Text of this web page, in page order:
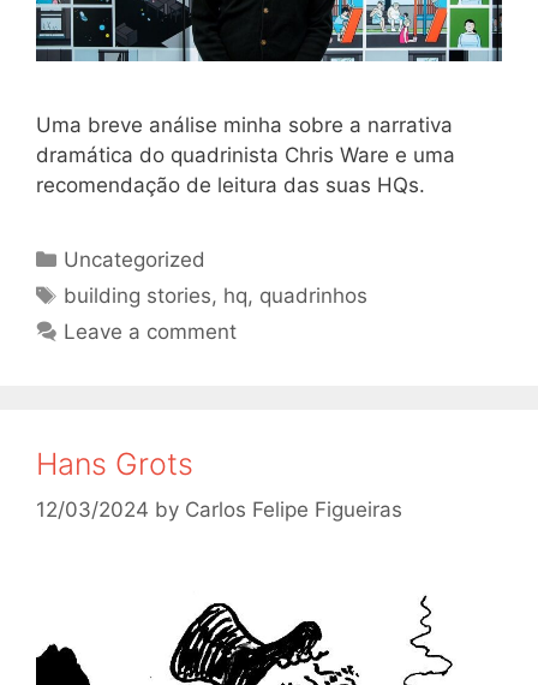
Uma breve análise minha sobre a narrativa
dramática do quadrinista Chris Ware e uma
recomendação de leitura das suas HQs.
Categories
Uncategorized
Tags
building stories, hq, quadrinhos
Leave a comment
Hans Grots
12/03/2024 by Carlos Felipe Figueiras